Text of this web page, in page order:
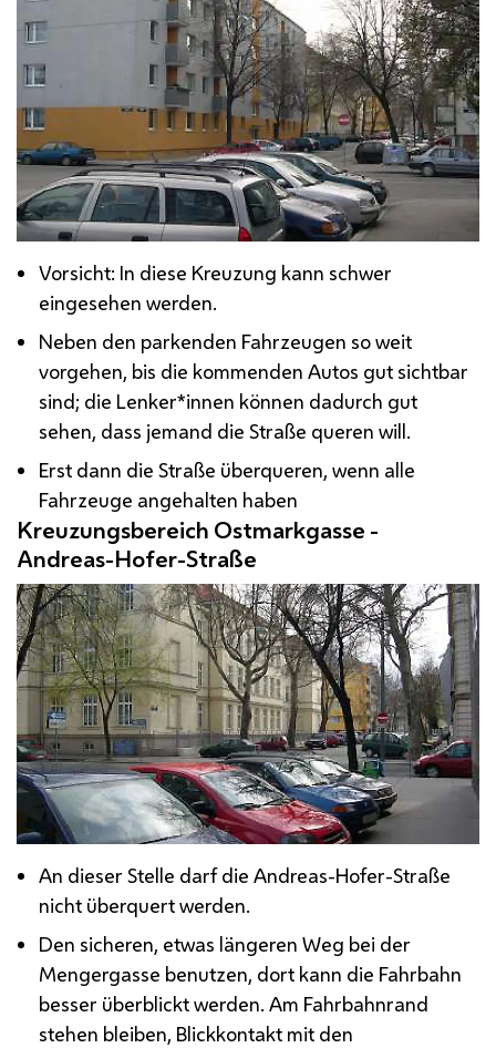
Vorsicht: In diese Kreuzung kann schwer
eingesehen werden.
Neben den parkenden Fahrzeugen so weit
vorgehen, bis die kommenden Autos gut sichtbar
sind; die Lenker*innen können dadurch gut
sehen, dass jemand die Straße queren will.
Erst dann die Straße überqueren, wenn alle
Fahrzeuge angehalten haben
Kreuzungsbereich Ostmarkgasse -
Andreas-Hofer-Straße
An dieser Stelle darf die Andreas-Hofer-Straße
nicht überquert werden.
Den sicheren, etwas längeren Weg bei der
Mengergasse benutzen, dort kann die Fahrbahn
besser überblickt werden. Am Fahrbahnrand
stehen bleiben, Blickkontakt mit den